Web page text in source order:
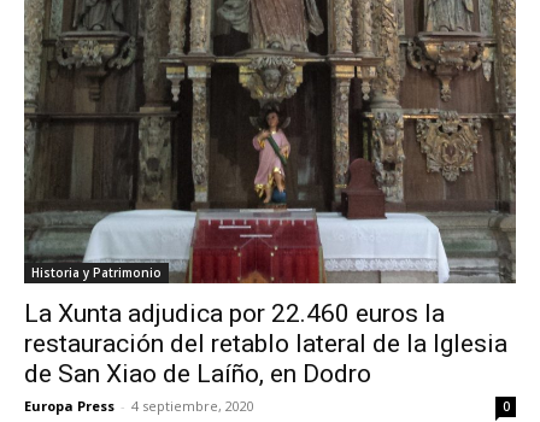
Historia y Patrimonio
La Xunta adjudica por 22.460 euros la
restauración del retablo lateral de la Iglesia
de San Xiao de Laíño, en Dodro
Europa Press - 4 septiembre, 2020 0